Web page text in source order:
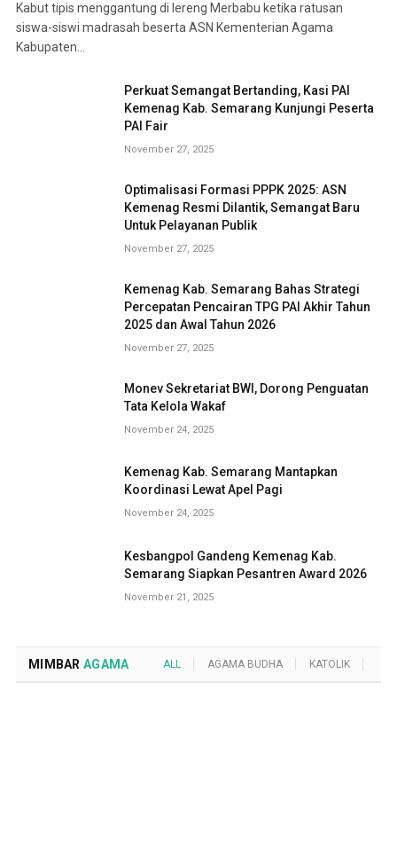
Kabut tipis menggantung di lereng Merbabu ketika ratusan
siswa-siswi madrasah beserta ASN Kementerian Agama
Kabupaten…
Perkuat Semangat Bertanding, Kasi PAI
Kemenag Kab. Semarang Kunjungi Peserta
PAI Fair
November 27, 2025
Optimalisasi Formasi PPPK 2025: ASN
Kemenag Resmi Dilantik, Semangat Baru
Untuk Pelayanan Publik
November 27, 2025
Kemenag Kab. Semarang Bahas Strategi
Percepatan Pencairan TPG PAI Akhir Tahun
2025 dan Awal Tahun 2026
November 27, 2025
Monev Sekretariat BWI, Dorong Penguatan
Tata Kelola Wakaf
November 24, 2025
Kemenag Kab. Semarang Mantapkan
Koordinasi Lewat Apel Pagi
November 24, 2025
Kesbangpol Gandeng Kemenag Kab.
Semarang Siapkan Pesantren Award 2026
November 21, 2025
MIMBAR AGAMA ALL AGAMA BUDHA KATOLIK